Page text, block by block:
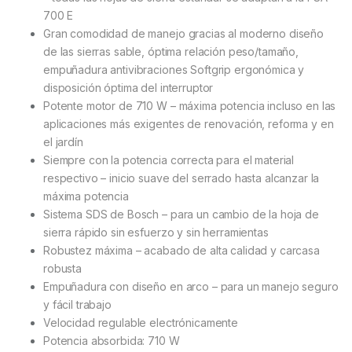
700 E
Gran comodidad de manejo gracias al moderno diseño
de las sierras sable, óptima relación peso/tamaño,
empuñadura antivibraciones Softgrip ergonómica y
disposición óptima del interruptor
Potente motor de 710 W – máxima potencia incluso en las
aplicaciones más exigentes de renovación, reforma y en
el jardín
Siempre con la potencia correcta para el material
respectivo – inicio suave del serrado hasta alcanzar la
máxima potencia
Sistema SDS de Bosch – para un cambio de la hoja de
sierra rápido sin esfuerzo y sin herramientas
Robustez máxima – acabado de alta calidad y carcasa
robusta
Empuñadura con diseño en arco – para un manejo seguro
y fácil trabajo
Velocidad regulable electrónicamente
Potencia absorbida: 710 W